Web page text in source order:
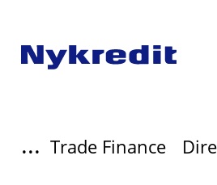
... Trade Finance